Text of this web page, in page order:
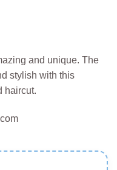
and unique. The
stylish with this
haircut.